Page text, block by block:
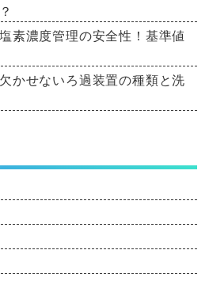
素濃度管理の安全性！基準値
かせないろ過装置の種類と洗